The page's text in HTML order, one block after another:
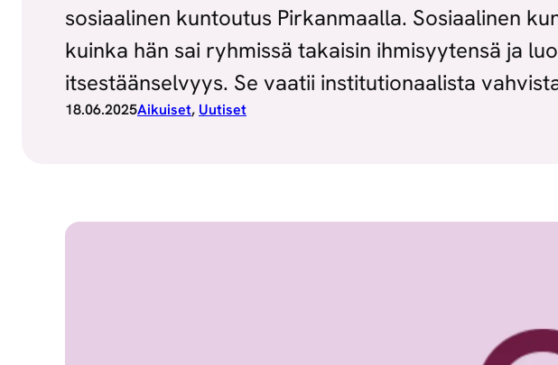
sosiaalinen kuntoutus Pirkanmaalla. Sosiaalinen
kuinka hän sai ryhmissä takaisin ihmisyytensä ja
itsestäänselvyys. Se vaatii institutionaalista
18.06.2025Aikuiset, Uutiset